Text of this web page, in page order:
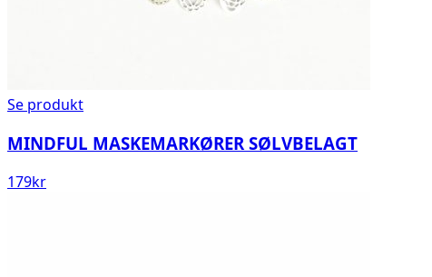
Se produkt
MINDFUL MASKEMARKØRER SØLVBELAGT
179kr